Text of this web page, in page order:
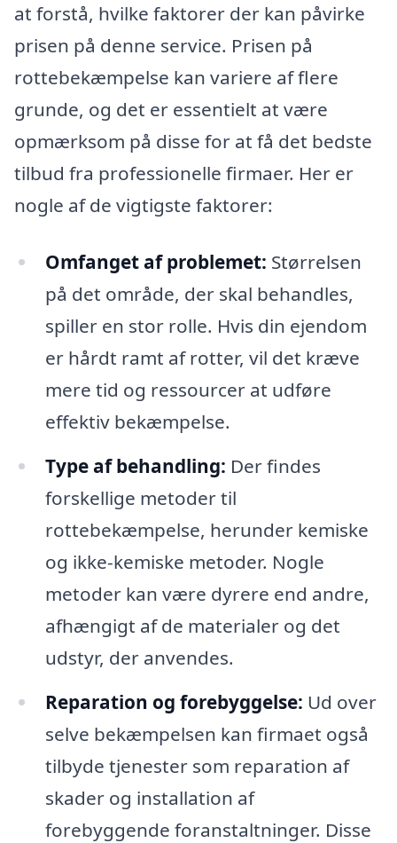
at forstå, hvilke faktorer der kan påvirke
prisen på denne service. Prisen på
rottebekæmpelse kan variere af flere
grunde, og det er essentielt at være
opmærksom på disse for at få det bedste
tilbud fra professionelle firmaer. Her er
nogle af de vigtigste faktorer:
Omfanget af problemet: Størrelsen
på det område, der skal behandles,
spiller en stor rolle. Hvis din ejendom
er hårdt ramt af rotter, vil det kræve
mere tid og ressourcer at udføre
effektiv bekæmpelse.
Type af behandling: Der findes
forskellige metoder til
rottebekæmpelse, herunder kemiske
og ikke-kemiske metoder. Nogle
metoder kan være dyrere end andre,
afhængigt af de materialer og det
udstyr, der anvendes.
Reparation og forebyggelse: Ud over
selve bekæmpelsen kan firmaet også
tilbyde tjenester som reparation af
skader og installation af
forebyggende foranstaltninger. Disse